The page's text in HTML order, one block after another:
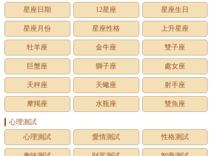
星座日期 12星座 星座生日
星座月份 星座性格 上升星座
牡羊座 金牛座 雙子座
巨蟹座 獅子座 處女座
天秤座 天蠍座 射手座
摩羯座 水瓶座 雙魚座
心理測試
心理測試
愛情測試 性格測試